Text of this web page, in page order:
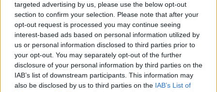
targeted advertising by us, please use the below opt-out
section to confirm your selection. Please note that after your
opt-out request is processed you may continue seeing
interest-based ads based on personal information utilized by
us or personal information disclosed to third parties prior to
your opt-out. You may separately opt-out of the further
disclosure of your personal information by third parties on the
IAB’s list of downstream participants. This information may
also be disclosed by us to third parties on the IAB’s List of